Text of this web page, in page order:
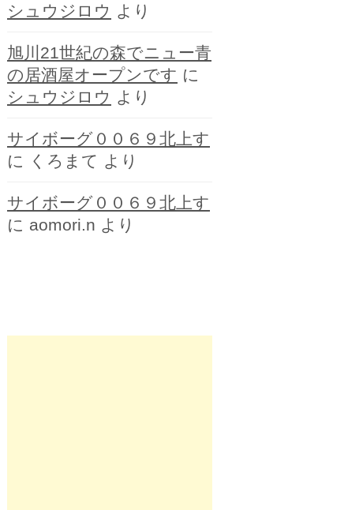
シュウジロウ より
旭川21世紀の森でニュー青
の居酒屋オープンです に
シュウジロウ より
サイボーグ００６９北上す
に
くろまて より
サイボーグ００６９北上す
に aomori.n より